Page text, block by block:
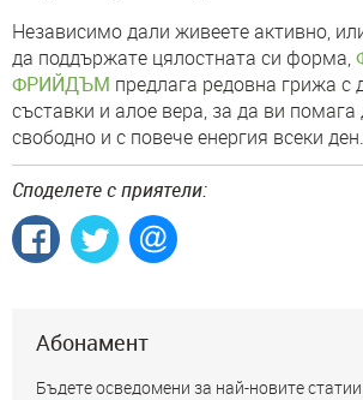
Независимо дали живеете активно,
да поддържате цялостната си форма,
ФРИЙДЪМ предлага редовна грижа с
съставки и алое вера, за да ви
свободно и с повече енергия всеки ден.
Споделете с приятели:
Абонамент
Бъдете осведомени за най-новите статии.